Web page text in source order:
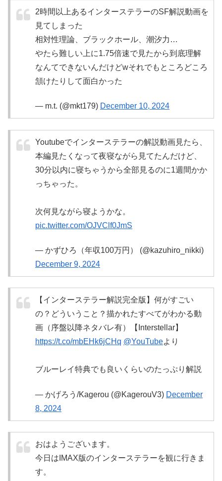
2時間以上あるインターステラーのSF解説動画を
見てしまった
相対性理論、ブラックホール、潮汐力…
やたら難しい上に1.75倍速で見たから到底理解
なんてできないんだけどwそれでもところどころ
頷けたりして面白かった
— m.t. (@mkt179) December 10, 2024
Youtubeでインターステラーの解説動画見たら、
本編見たくなって夜寝ながら見てたんだけど、
30分以内に寝ちゃうから全部見るのに1週間かか
っちゃった。
次何見ながら寝ようかな。
pic.twitter.com/OJVClf0JmS
— かずひろ（年収100万円） (@kazuhiro_nikki)
December 9, 2024
【インターステラー解説完全版】何がすごい
の？どういうこと？描かれたすべてがわかる動
画（序盤以降ネタバレ有）【Interstellar】
https://t.co/mbEHk6jCHq @YouTubeより
ブルーレイ特典でも良いくらいのたっぷり解説
— かげろう/Kagerou (@KagerouV3) December
8, 2024
おはようございます。
今日はIMAX版のインターステラーを観に行きま
す。